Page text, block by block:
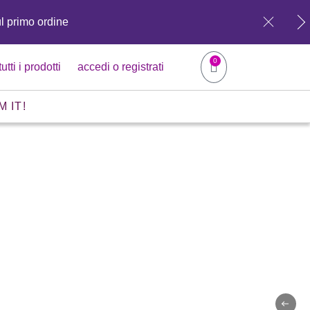
primo ordine
i prodotti accedi o registrati
0
IT!